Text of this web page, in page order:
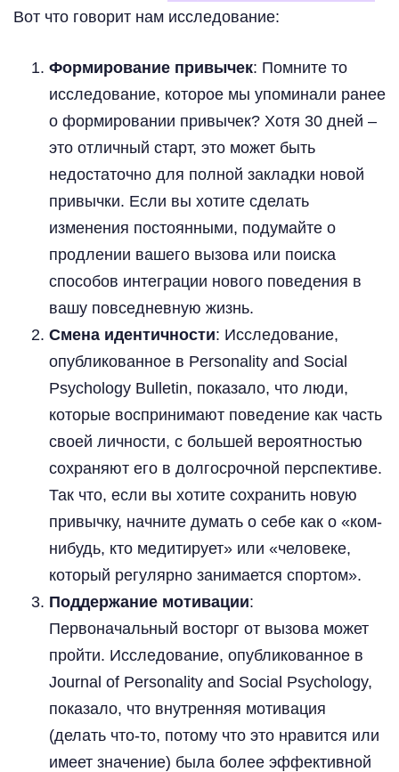
Вот что говорит нам исследование:
Формирование привычек: Помните то
исследование, которое мы упоминали ранее
о формировании привычек? Хотя 30 дней –
это отличный старт, это может быть
недостаточно для полной закладки новой
привычки. Если вы хотите сделать
изменения постоянными, подумайте о
продлении вашего вызова или поиска
способов интеграции нового поведения в
вашу повседневную жизнь.
Смена идентичности: Исследование,
опубликованное в Personality and Social
Psychology Bulletin, показало, что люди,
которые воспринимают поведение как часть
своей личности, с большей вероятностью
сохраняют его в долгосрочной перспективе.
Так что, если вы хотите сохранить новую
привычку, начните думать о себе как о «ком-
нибудь, кто медитирует» или «человеке,
который регулярно занимается спортом».
Поддержание мотивации:
Первоначальный восторг от вызова может
пройти. Исследование, опубликованное в
Journal of Personality and Social Psychology,
показало, что внутренняя мотивация
(делать что-то, потому что это нравится или
имеет значение) была более эффективной